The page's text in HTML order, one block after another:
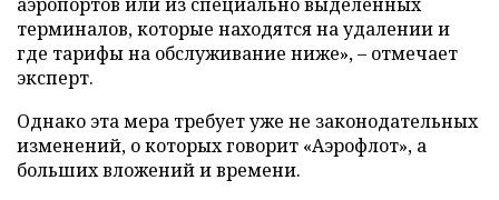
терминалов, которые находятся на удалении и
где тарифы на обслуживание ниже», – отмечает
эксперт.
Однако эта мера требует уже не законодательных
изменений, о которых говорит «Аэрофлот», а
больших вложений и времени.